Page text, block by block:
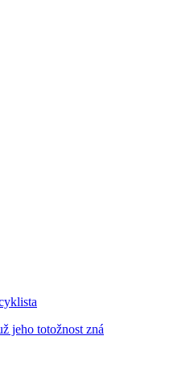
jeho totožnost zná